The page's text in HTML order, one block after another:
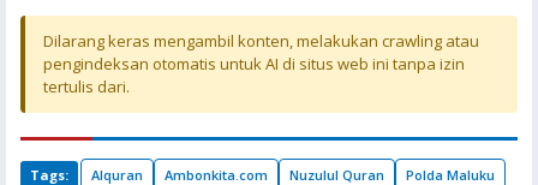
Dilarang keras mengambil konten, melakukan crawling atau
pengindeksan otomatis untuk AI di situs web ini tanpa izin
tertulis dari.
Tags: Alquran Ambonkita.com Nuzulul Quran Polda Maluku